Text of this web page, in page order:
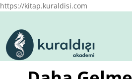
https://kitap.kuraldisi.com